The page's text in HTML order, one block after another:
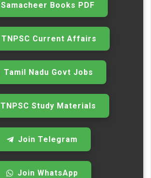
Samacheer Books PDF
TNPSC Current Affairs
Tamil Nadu Govt Jobs
TNPSC Study Materials
Join Telegram
Join WhatsApp